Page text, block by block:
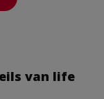
van life